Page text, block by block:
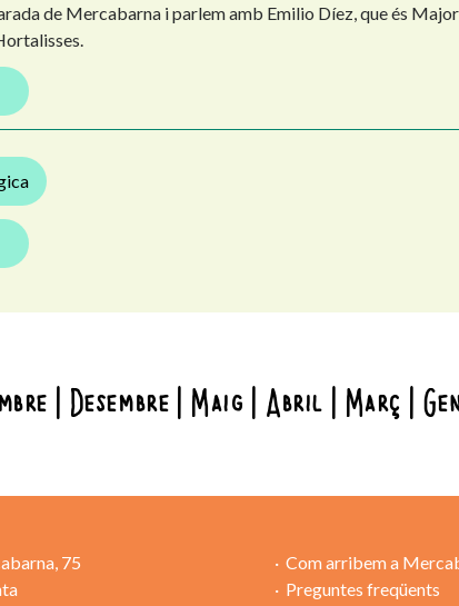
de Mercabarna i parlem amb Emilio Díez, que és
Desembre Maig Abril Març
75
Com arribem a
Preguntes freqüents